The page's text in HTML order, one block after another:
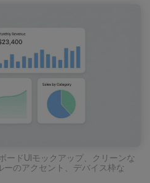
ードUIモックアップ、クリーンな
ーのアクセント、デバイス枠な